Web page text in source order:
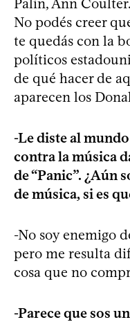
No podés creer
te quedás con la
políticos
de qué hacer de
aparecen los
-Le diste al
contra la música
de “Panic”. ¿Aún
de música, si es
-No soy enemigo
pero me resulta
cosa que no
-Parece que sos